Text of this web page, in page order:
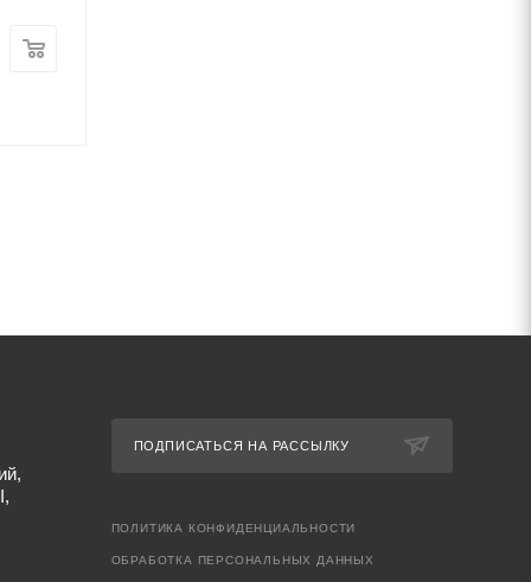
ПОДПИСАТЬСЯ НА РАССЫЛКУ
ПОЛИТИКА КОНФИДЕНЦИАЛЬНОСТИ
ОБРАБОТКА ПЕРСОНАЛЬНЫХ ДАННЫХ